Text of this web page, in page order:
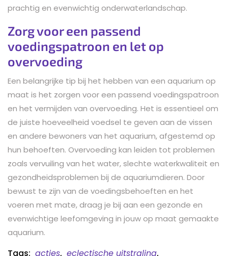
prachtig en evenwichtig onderwaterlandschap.
Zorg voor een passend
voedingspatroon en let op
overvoeding
Een belangrijke tip bij het hebben van een aquarium op
maat is het zorgen voor een passend voedingspatroon
en het vermijden van overvoeding. Het is essentieel om
de juiste hoeveelheid voedsel te geven aan de vissen
en andere bewoners van het aquarium, afgestemd op
hun behoeften. Overvoeding kan leiden tot problemen
zoals vervuiling van het water, slechte waterkwaliteit en
gezondheidsproblemen bij de aquariumdieren. Door
bewust te zijn van de voedingsbehoeften en het
voeren met mate, draag je bij aan een gezonde en
evenwichtige leefomgeving in jouw op maat gemaakte
aquarium.
Tags: acties, eclectische uitstraling,